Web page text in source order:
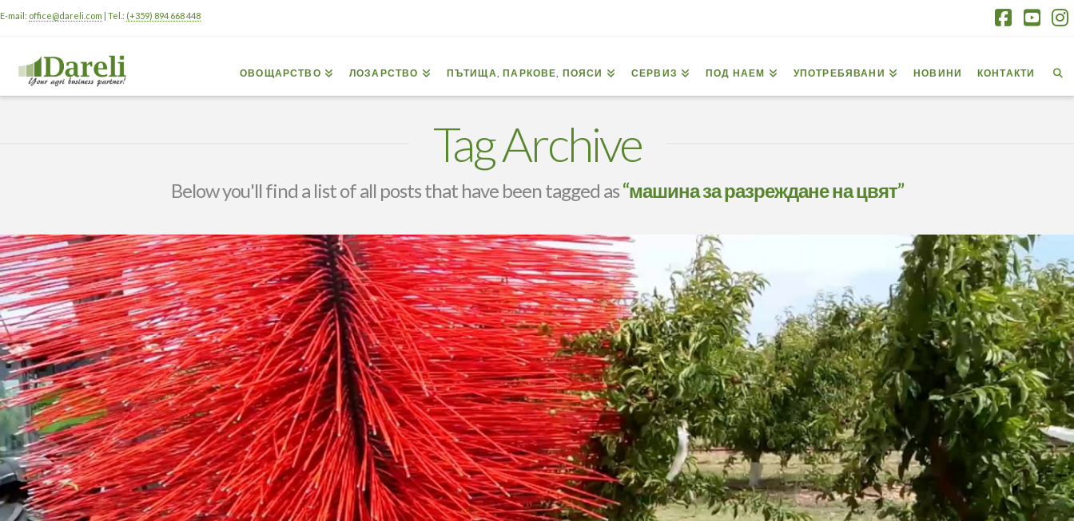
E-mail: office@dareli.com | Tel.: (+359) 894 668 448
ОВОЩАРСТВО ЛОЗАРСТВО ПЪТИЩА, ПАРКОВЕ, ПОЯСИ СЕРВИЗ ПОД НАЕМ УПОТРЕБЯВАНИ НОВИНИ КОНТАКТИ
Tag Archive
Below you'll find a list of all posts that have been tagged as“машина за разреждане на цвят”